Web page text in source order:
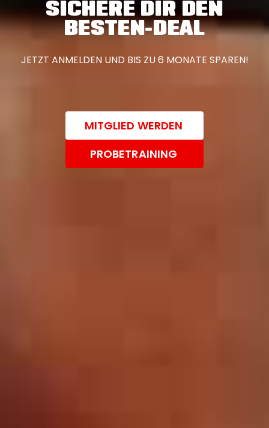
SICHERE DIR DEN
BESTEN-DEAL
JETZT ANMELDEN UND BIS ZU 6 MONATE SPAREN!
MITGLIED WERDEN
PROBETRAINING